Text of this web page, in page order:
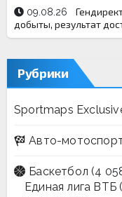
09.08.26
добыты, результат
Рубрики
Sportmaps
Авто-
Баскетбол (4
Единая лига ВТБ